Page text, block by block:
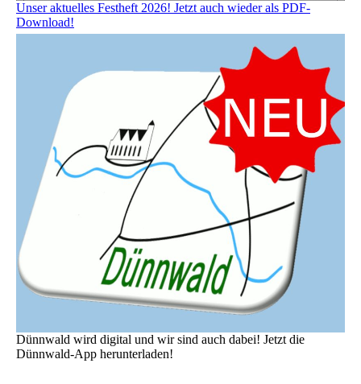
Unser aktuelles Festheft 2026! Jetzt auch wieder als PDF-
Download!
Dünnwald wird digital und wir sind auch dabei! Jetzt die
Dünnwald-App herunterladen!